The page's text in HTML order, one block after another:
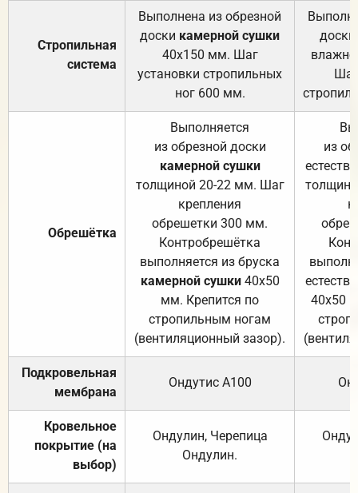
Стропильная
система
Выполнена из обрезной
доски камерной сушки
40х150 мм. Шаг
установки стропильных
ног 600 мм.
доски
Обрешётка
Выполняется
из обрезной доски
камерной сушки
толщиной 20-22 мм. Шаг
крепления
обрешетки 300 мм.
Контробрешётка
выполняется из бруска
камерной сушки40х50
мм. Крепится по
стропильным ногам
(вентиляционный зазор).
из
40х50
Подкровельная
мембрана
Ондутис А100
Кровельное
покрытие (на
выбор)
Ондулин, Черепица
Ондулин.